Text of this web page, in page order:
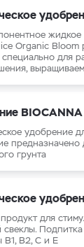
жидкое
Organic Bloom
для
удобрение
предназначено
грунта
для
свеклы.
В1, В2, С и Е